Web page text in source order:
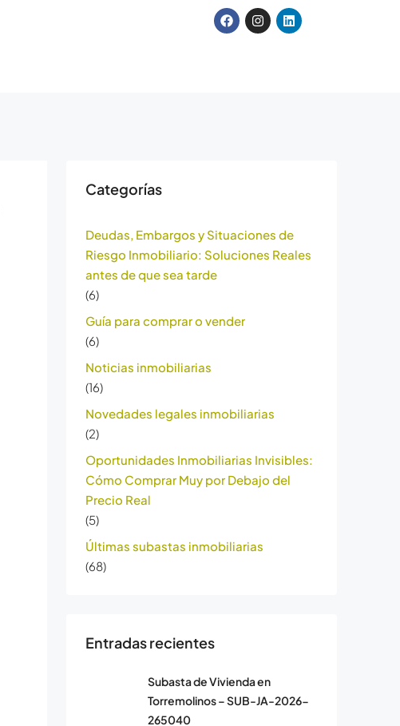
Categorías
Deudas, Embargos y Situaciones de
Riesgo Inmobiliario: Soluciones Reales
antes de que sea tarde
(6)
Guía para comprar o vender
(6)
Noticias inmobiliarias
(16)
Novedades legales inmobiliarias
(2)
Oportunidades Inmobiliarias Invisibles:
Cómo Comprar Muy por Debajo del
Precio Real
(5)
Últimas subastas inmobiliarias
(68)
Entradas recientes
Subasta de Vivienda en
Torremolinos – SUB-JA-2026-
265040